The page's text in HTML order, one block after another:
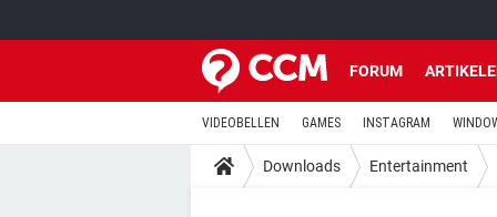
FORUM
VIDEOBELLEN GAMES INSTAGRAM
Downloads Entertainment